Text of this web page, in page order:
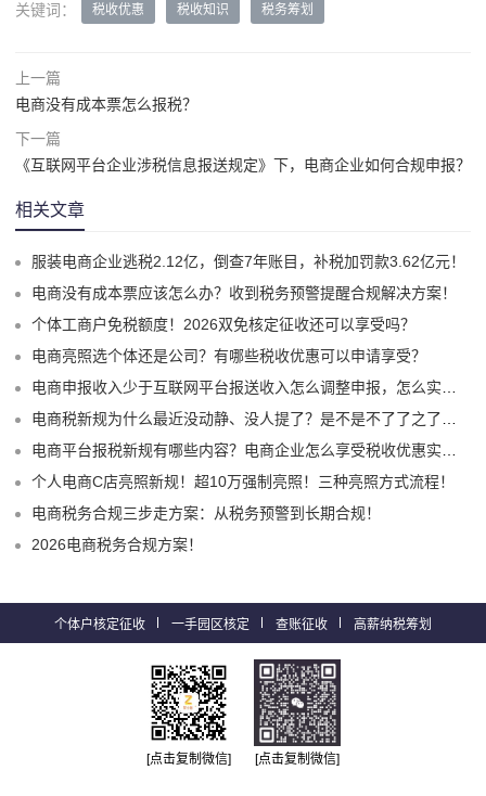
关键词： 税收优惠 税收知识 税务筹划
上一篇
电商没有成本票怎么报税？
下一篇
《互联网平台企业涉税信息报送规定》下，电商企业如何合规申报？
相关文章
服装电商企业逃税2.12亿，倒查7年账目，补税加罚款3.62亿元！
电商没有成本票应该怎么办？收到税务预警提醒合规解决方案！
个体工商户免税额度！2026双免核定征收还可以享受吗？
电商亮照选个体还是公司？有哪些税收优惠可以申请享受？
电商申报收入少于互联网平台报送收入怎么调整申报，怎么实现合规申报享受税收优惠！
电商税新规为什么最近没动静、没人提了？是不是不了了之了嘛？
电商平台报税新规有哪些内容？电商企业怎么享受税收优惠实现税务合规？
个人电商C店亮照新规！超10万强制亮照！三种亮照方式流程！
电商税务合规三步走方案：从税务预警到长期合规！
2026电商税务合规方案！
个体户核定征收 一手园区核定 查账征收 高薪纳税筹划
[点击复制微信] [点击复制微信]